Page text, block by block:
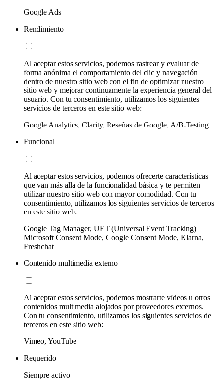
Google Ads
Rendimiento
Al aceptar estos servicios, podemos rastrear y evaluar de
forma anónima el comportamiento del clic y navegación
dentro de nuestro sitio web con el fin de optimizar nuestro
sitio web y mejorar continuamente la experiencia general del
usuario. Con tu consentimiento, utilizamos los siguientes
servicios de terceros en este sitio web:
Google Analytics, Clarity, Reseñas de Google, A/B-Testing
Funcional
Al aceptar estos servicios, podemos ofrecerte características
que van más allá de la funcionalidad básica y te permiten
utilizar nuestro sitio web con mayor comodidad. Con tu
consentimiento, utilizamos los siguientes servicios de terceros
en este sitio web:
Google Tag Manager, UET (Universal Event Tracking)
Microsoft Consent Mode, Google Consent Mode, Klarna,
Freshchat
Contenido multimedia externo
Al aceptar estos servicios, podemos mostrarte vídeos u otros
contenidos multimedia alojados por proveedores externos.
Con tu consentimiento, utilizamos los siguientes servicios de
terceros en este sitio web:
Vimeo, YouTube
Requerido
Siempre activo